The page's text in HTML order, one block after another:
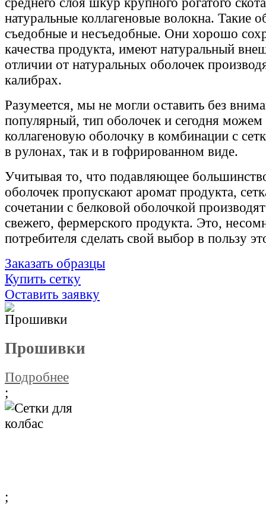
натуральные коллагеновые волокна. Такие
съедобные и несъедобные. Они хорошо
качества продукта, имеют натуральный
отличии от натуральных оболочек
калибрах.
Разумеется, мы не могли оставить без
популярный, тип оболочек и сегодня
коллагеновую оболочку в комбинации с
в рулонах, так и в гофрированном виде.
Учитывая то, что подавляющее
оболочек пропускают аромат продукта,
сочетании с белковой оболочкой
свежего, фермерского продукта. Это,
потребителя сделать свой выбор в пользу
Заказать образцы
Купить сетку
Оставить заявку
Прошивки
Подробнее
;
;